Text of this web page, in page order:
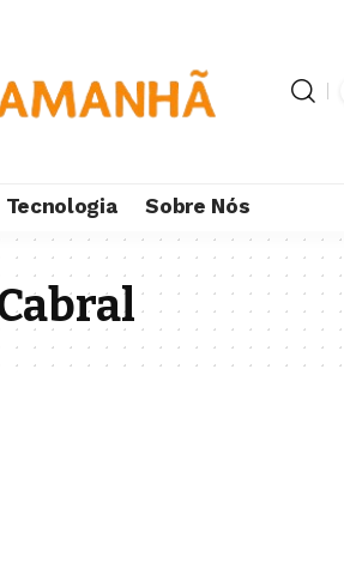
Tecnologia Sobre Nós